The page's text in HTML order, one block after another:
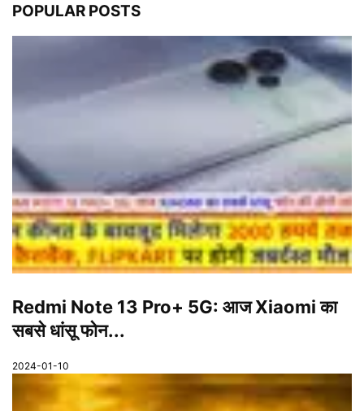
POPULAR POSTS
Redmi Note 13 Pro+ 5G: आज Xiaomi का
सबसे धांसू फोन...
2024-01-10